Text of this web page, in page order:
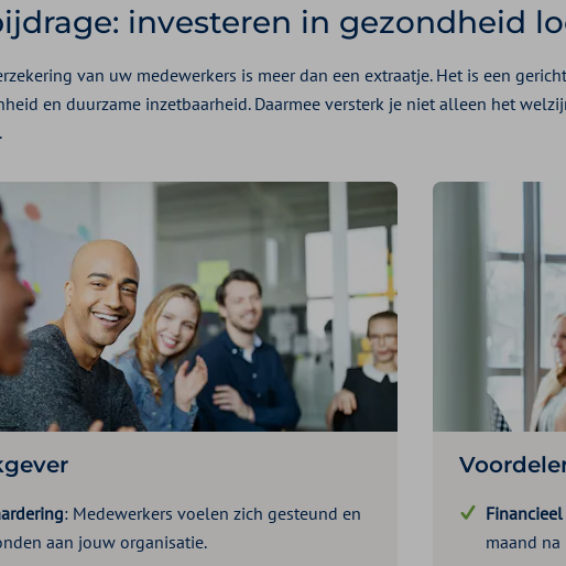
investeren in gezondheid
van uw medewerkers is meer dan een extraatje. Het is een
en duurzame inzetbaarheid. Daarmee versterk je niet alleen het
: Medewerkers voelen zich gesteund en
aan jouw organisatie.
maand na